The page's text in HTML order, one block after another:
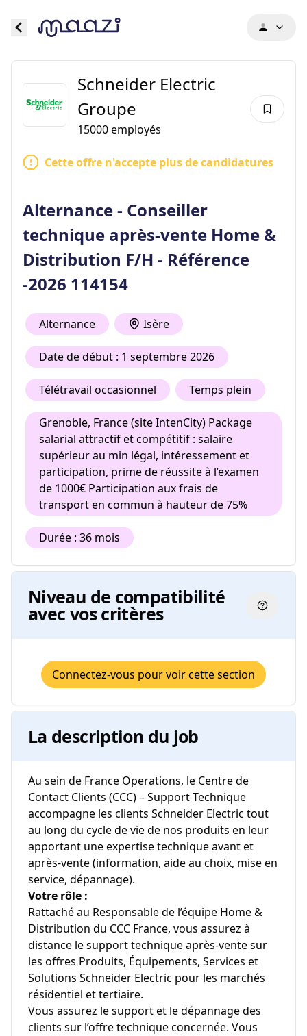
Schneider Electric
Groupe
15000employés
Cette offre n'accepte plus de candidatures
Alternance - Conseiller
technique après-vente Home &
Distribution F/H - Référence
-2026 114154
Alternance Isère
Date de début : 1 septembre 2026
Télétravail occasionnel Temps plein
Grenoble, France (site IntenCity) Package
salarial attractif et compétitif : salaire
supérieur au min légal, intéressement et
participation, prime de réussite à l’examen
de 1000€ Participation aux frais de
transport en commun à hauteur de 75%
Durée : 36 mois
Niveau de compatibilité
avec vos critères
Connectez-vous pour voir cette section
La description du job
Au sein de France Operations, le Centre de
Contact Clients (CCC) – Support Technique
accompagne les clients Schneider Electric tout
au long du cycle de vie de nos produits en leur
apportant une expertise technique avant et
après‑vente (information, aide au choix, mise en
service, dépannage).
Votre rôle :
Rattaché au Responsable de l’équipe Home &
Distribution du CCC France, vous assurez à
distance le support technique après‑vente sur
les offres Produits, Équipements, Services et
Solutions Schneider Electric pour les marchés
résidentiel et tertiaire.
Vous assurez le support et le dépannage des
clients sur l’offre technique concernée. Vous